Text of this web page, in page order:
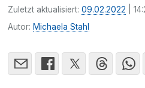
Zuletzt aktualisiert:09.02.2022 |
Autor: Michaela Stahl